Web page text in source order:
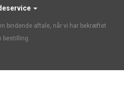
bindende aftale, når vi har bekræftet
bestilling.